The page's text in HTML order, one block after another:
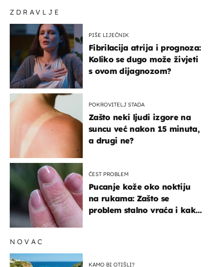
ZDRAVLJE
PIŠE LIJEČNIK
Fibrilacija atrija i prognoza:
Koliko se dugo može živjeti
s ovom dijagnozom?
POKROVITELJ STADA
Zašto neki ljudi izgore na
suncu već nakon 15 minuta,
a drugi ne?
ČEST PROBLEM
Pucanje kože oko noktiju
na rukama: Zašto se
problem stalno vraća i kako
NOVAC
KAMO BI OTIŠLI?